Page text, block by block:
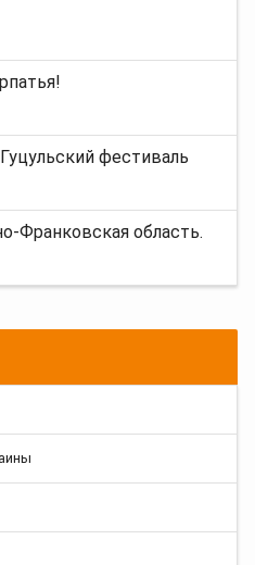
фестиваль
Франковская область.